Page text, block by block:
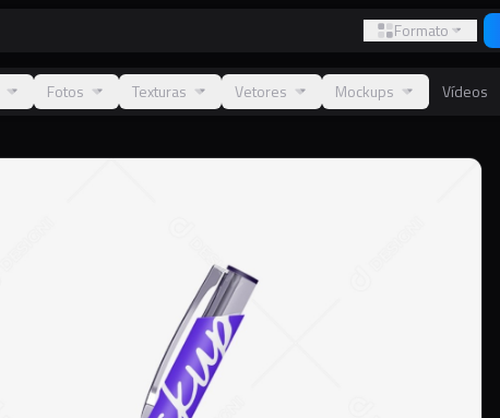
Formato
Fotos Texturas Vetores Mockups Vídeos